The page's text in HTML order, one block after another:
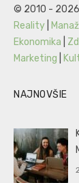
© 2010 - 2026
Reality
Ekonomika
Marketing
NAJNOVŠIE